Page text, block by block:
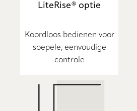
LiteRise® optie
Koordloos bedienen voor
soepele, eenvoudige
controle